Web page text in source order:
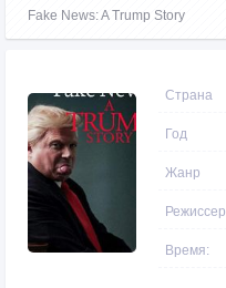
Fake News: A Trump Story
Страна
Год
Жанр
Режиссер
Время: